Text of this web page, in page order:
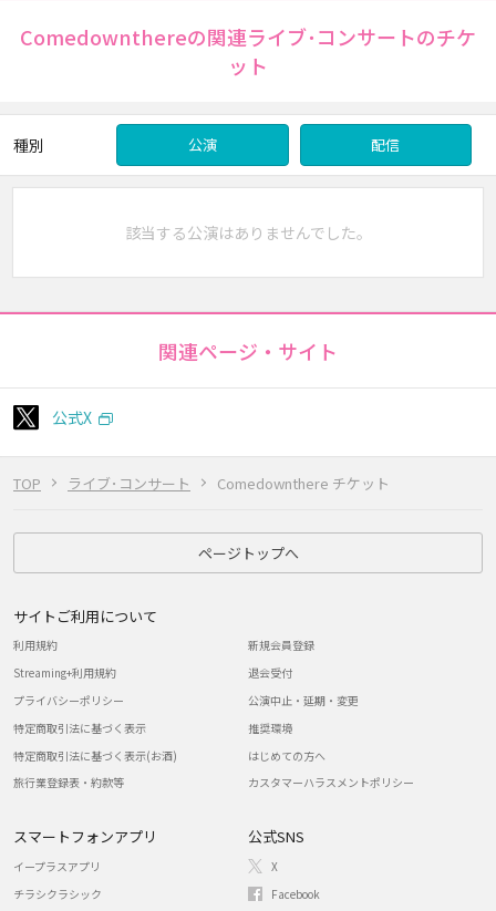
TOP ライブ･コンサート Comedownthere チケット
Comedownthereの関連ライブ･コンサートのチケ
ット
種別 公演 配信
該当する公演はありませんでした。
関連ページ・サイト
公式X
ページトップへ
サイトご利用について
利用規約
Streaming+利用規約
プライバシーポリシー
特定商取引法に基づく表示
特定商取引法に基づく表示(お酒)
旅行業登録表・約款等
新規会員登録
退会受付
公演中止・延期・変更
推奨環境
はじめての方へ
カスタマーハラスメントポリシー
スマートフォンアプリ
イープラスアプリ
チラシクラシック
公式SNS
X
Facebook